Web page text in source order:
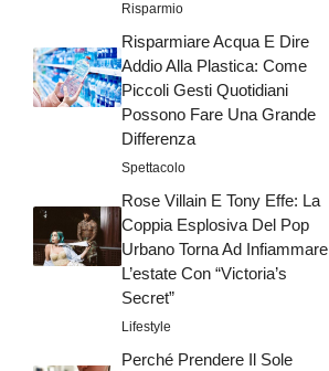
Risparmio
Risparmiare Acqua E Dire
Addio Alla Plastica: Come
Piccoli Gesti Quotidiani
Possono Fare Una Grande
Differenza
Spettacolo
Rose Villain E Tony Effe: La
Coppia Esplosiva Del Pop
Urbano Torna Ad Infiammare
L’estate Con “Victoria’s
Secret”
Lifestyle
Perché Prendere Il Sole